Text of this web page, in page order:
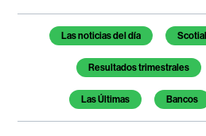
Temas de este artículo
Las noticias del día
Resultados trimestrales
Las Últimas Bancos